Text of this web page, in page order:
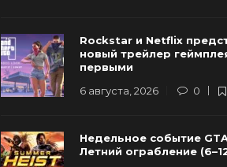
и Netflix представят новый
геймплея GTA 6 первыми
2026
Rockstar и Netflix
новый трейлер
первыми
6 августа, 2026
0
Недельное событие
Летний ограбление